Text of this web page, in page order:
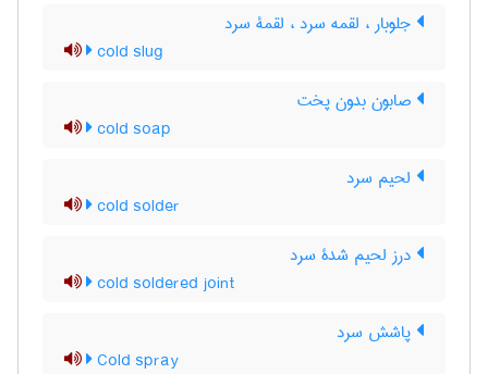
جلوبار ، لقمه سرد ، لقمۀ سرد
cold slug
صابون بدون پخت
cold soap
لحیم سرد
cold solder
درز لحیم شدۀ سرد
cold soldered joint
پاشش سرد
Cold spray